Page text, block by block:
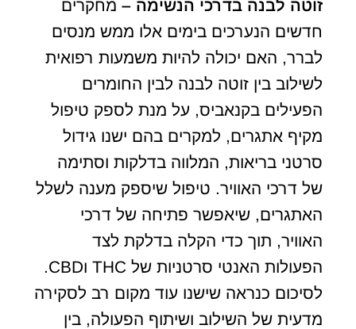
זוטה לבנה בדרכי הנשימה – מחקרים
חדשים הנערכים בימים אלו ממש מנסים
לברר, האם יכולה להיות משמעות רפואית
לשילוב בין זוטה לבנה לבין החומרים
הפעילים בקנאביס, על מנת לספק טיפול
מקיף אתגרים, למקרים בהם ישנו גידול
סרטני בריאות, המלווה בדלקות וסתימה
של דרכי האוויר. טיפול שיספק מענה לשלל
האתגרים, שיאפשר פתיחה של דרכי
האוויר, תוך כדי הקלה בדלקת לצד
הפעולות האנטי סרטניות של THC וCBD.
לסיכום כנראה שישנו עוד מקום רב לסקירה
מדעית של השילוב ושיתוף הפעולה, בין